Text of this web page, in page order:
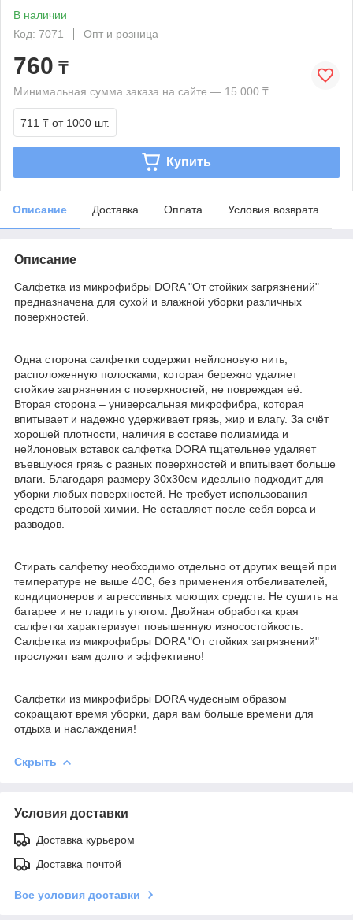
В наличии
Код: 7071
Опт и розница
760 ₸
Минимальная сумма заказа на сайте — 15 000 ₸
711 ₸ от 1000 шт.
Купить
Описание Доставка Оплата Условия возврата
Описание
Салфетка из микрофибры DORA "От стойких загрязнений"
предназначена для сухой и влажной уборки различных
поверхностей.
Одна сторона салфетки содержит нейлоновую нить,
расположенную полосками, которая бережно удаляет
стойкие загрязнения с поверхностей, не повреждая её.
Вторая сторона – универсальная микрофибра, которая
впитывает и надежно удерживает грязь, жир и влагу. За счёт
хорошей плотности, наличия в составе полиамида и
нейлоновых вставок салфетка DORA тщательнее удаляет
въевшуюся грязь с разных поверхностей и впитывает больше
влаги. Благодаря размеру 30х30см идеально подходит для
уборки любых поверхностей. Не требует использования
средств бытовой химии. Не оставляет после себя ворса и
разводов.
Стирать салфетку необходимо отдельно от других вещей при
температуре не выше 40С, без применения отбеливателей,
кондиционеров и агрессивных моющих средств. Не сушить на
батарее и не гладить утюгом. Двойная обработка края
салфетки характеризует повышенную износостойкость.
Салфетка из микрофибры DORA "От стойких загрязнений"
прослужит вам долго и эффективно!
Салфетки из микрофибры DORA чудесным образом
сокращают время уборки, даря вам больше времени для
отдыха и наслаждения!
Скрыть
Условия доставки
Доставка курьером
Доставка почтой
Все условия доставки